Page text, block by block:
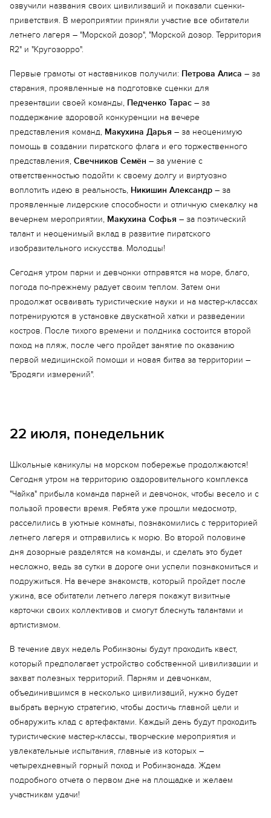
Еще 2 фото
озвучили названия своих цивилизаций и показали сценки-
приветствия. В мероприятии приняли участие все обитатели
летнего лагеря – "Морской дозор", "Морской дозор. Территория
R2" и "Кругозорро".
Первые грамоты от наставников получили: Петрова Алиса – за
старания, проявленные на подготовке сценки для
презентации своей команды, Педченко Тарас – за
поддержание здоровой конкуренции на вечере
представления команд, Макухина Дарья – за неоценимую
помощь в создании пиратского флага и его торжественного
представления, Свечников Семён – за умение с
ответственностью подойти к своему долгу и виртуозно
воплотить идею в реальность, Никишин Александр – за
проявленные лидерские способности и отличную смекалку на
вечернем мероприятии, Макухина Софья – за поэтический
талант и неоценимый вклад в развитие пиратского
изобразительного искусства. Молодцы!
Сегодня утром парни и девчонки отправятся на море, благо,
погода по-прежнему радует своим теплом. Затем они
продолжат осваивать туристические науки и на мастер-классах
потренируются в установке двускатной хатки и разведении
костров. После тихого времени и полдника состоится второй
поход на пляж, после чего пройдет занятие по оказанию
первой медицинской помощи и новая битва за территории –
"Бродяги измерений".
22 июля, понедельник
Школьные каникулы на морском побережье продолжаются!
Сегодня утром на территорию оздоровительного комплекса
"Чайка" прибыла команда парней и девчонок, чтобы весело и с
пользой провести время. Ребята уже прошли медосмотр,
расселились в уютные комнаты, познакомились с территорией
летнего лагеря и отправились к морю. Во второй половине
дня дозорные разделятся на команды, и сделать это будет
несложно, ведь за сутки в дороге они успели познакомиться и
подружиться. На вечере знакомств, который пройдет после
ужина, все обитатели летнего лагеря покажут визитные
карточки своих коллективов и смогут блеснуть талантами и
артистизмом.
В течение двух недель Робинзоны будут проходить квест,
который предполагает устройство собственной цивилизации и
захват полезных территорий. Парням и девчонкам,
объединившимся в несколько цивилизаций, нужно будет
выбрать верную стратегию, чтобы достичь главной цели и
обнаружить клад с артефактами. Каждый день будут проходить
туристические мастер-классы, творческие мероприятия и
увлекательные испытания, главные из которых –
четырехдневный горный поход и Робинзонада. Ждем
подробного отчета о первом дне на площадке и желаем
участникам удачи!